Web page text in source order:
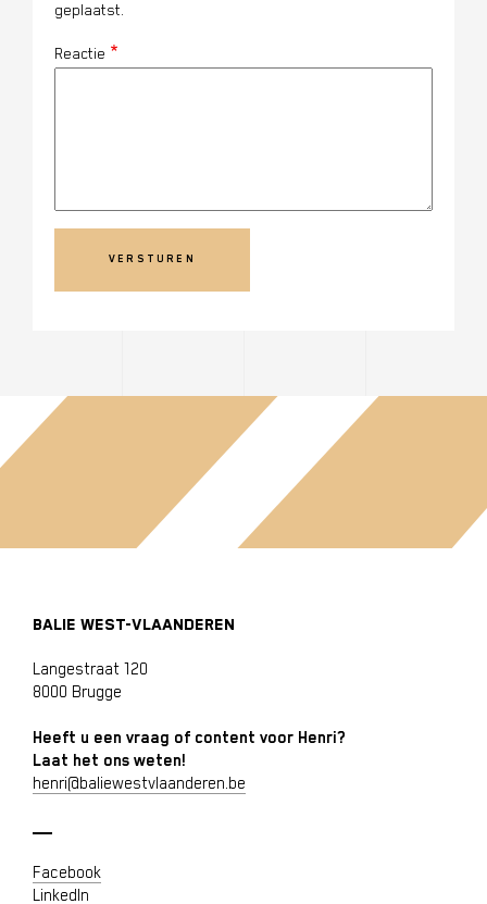
geplaatst.
Reactie
BALIE WEST-VLAANDEREN
Langestraat 120
8000 Brugge
Heeft u een vraag of content voor Henri?
Laat het ons weten!
henri@baliewestvlaanderen.be
Facebook
LinkedIn